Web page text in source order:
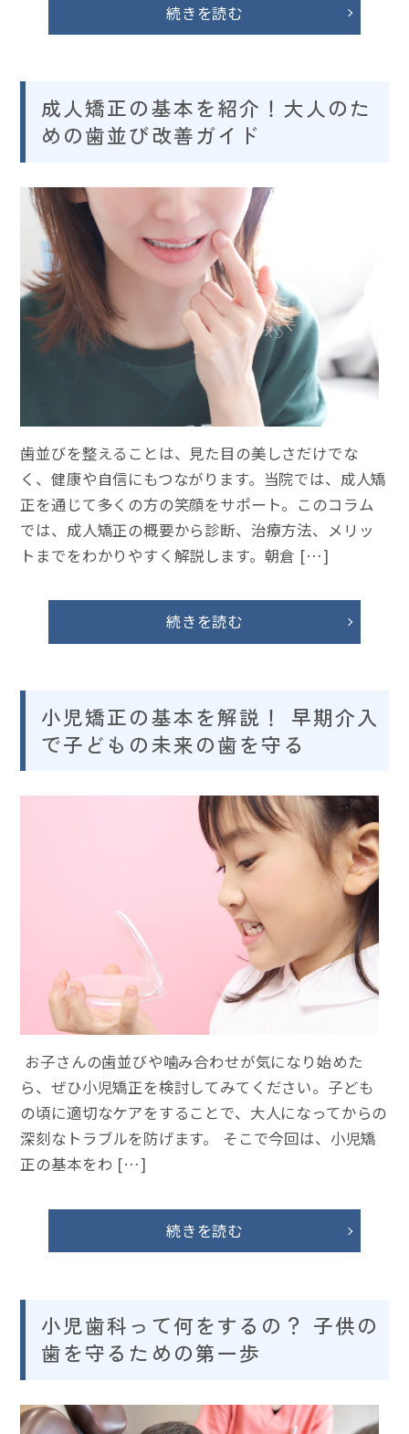
続きを読む
成人矯正の基本を紹介！大人のた
めの歯並び改善ガイド
歯並びを整えることは、見た目の美しさだけでな
く、健康や自信にもつながります。当院では、成人矯
正を通じて多くの方の笑顔をサポート。このコラム
では、成人矯正の概要から診断、治療方法、メリッ
トまでをわかりやすく解説します。朝倉 […]
続きを読む
小児矯正の基本を解説！ 早期介入
で子どもの未来の歯を守る
お子さんの歯並びや噛み合わせが気になり始めた
ら、ぜひ小児矯正を検討してみてください。子ども
の頃に適切なケアをすることで、大人になってからの
深刻なトラブルを防げます。 そこで今回は、小児矯
正の基本をわ […]
続きを読む
小児歯科って何をするの？ 子供の
歯を守るための第一歩